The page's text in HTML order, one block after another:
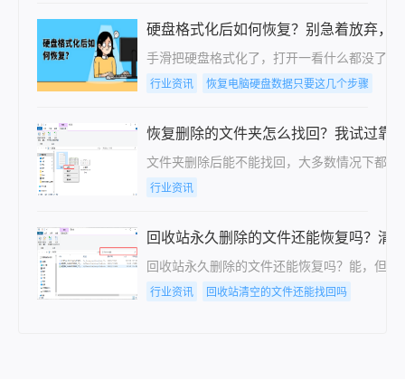
硬盘格式化后如何恢复？别急着放弃，
手滑把硬盘格式化了，打开一看什么都没了
行业资讯 恢复电脑硬盘数据只要这几个步骤
恢复删除的文件夹怎么找回？我试过靠
文件夹删除后能不能找回，大多数情况下都
行业资讯
回收站永久删除的文件还能恢复吗？清
回收站永久删除的文件还能恢复吗？能，但
行业资讯 回收站清空的文件还能找回吗